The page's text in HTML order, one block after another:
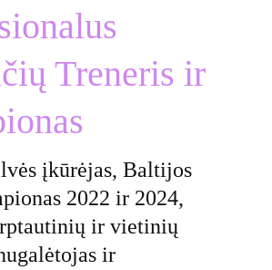
Treneris ir
įkūrėjas, Baltijos
2022 ir 2024,
ir vietinių
ir